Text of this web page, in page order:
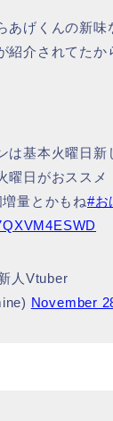
あげくんの新味
紹介されてたか
は基本火曜日新
曜日がおススメ
量とかもね#お
人Vtuber
November